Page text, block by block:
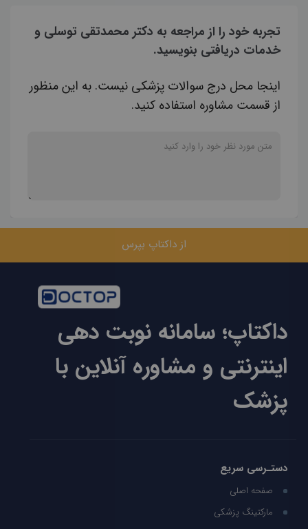
تجربه خود را از مراجعه به دکتر محمدتقی توسلی و
خدمات دریافتی بنویسید.
اینجا محل درج سوالات پزشکی نیست. به این منظور
از قسمت مشاوره استفاده کنید.
از داکتاپ بپرس
داکتاپ؛ سامانه نوبت دهی
اینترنتی و مشاوره آنلاین با
پزشک
دستـرسی سریع
صفحه اصلی
مارکتینگ پزشکی